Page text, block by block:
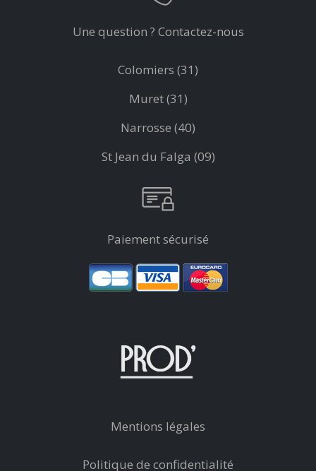
Une question ? Contactez-nous
Colomiers (31)
Muret (31)
Narrosse (40)
St Jean du Falga (09)
Paiement sécurisé
Mentions légales
Politique de confidentialité